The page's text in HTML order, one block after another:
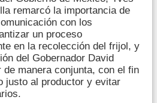
remarcó la importancia de
con los
un proceso
en la recolección del frijol, y
del Gobernador David
de manera conjunta, con el fin
justo al productor y evitar